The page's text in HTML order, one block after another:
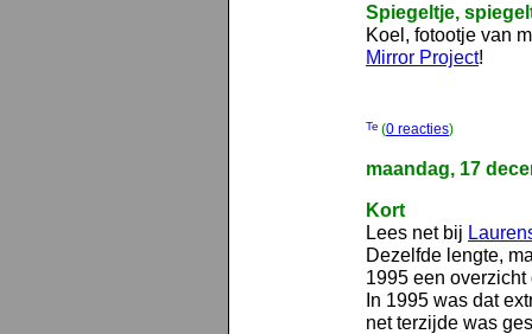
Spiegeltje,
Koel, fotootje van
Mirror Project!
(0 reacties)
maandag, 17
Kort
Lees net bij
Dezelfde lengte,
1995 een
In 1995 was dat
net terzijde was